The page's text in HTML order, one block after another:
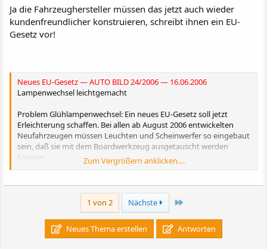
Ja die Fahrzeughersteller müssen das jetzt auch wieder
kundenfreundlicher konstruieren, schreibt ihnen ein EU-
Gesetz vor!
Neues EU-Gesetz — AUTO BILD 24/2006 — 16.06.2006
Lampenwechsel leichtgemacht
Problem Glühlampenwechsel: Ein neues EU-Gesetz soll jetzt
Erleichterung schaffen. Bei allen ab August 2006 entwickelten
Neufahrzeugen müssen Leuchten und Scheinwerfer so eingebaut
sein, daß sie mit dem Boardwerkzeug ausgetauscht werden
können.
Der Glühlampenwechsel wurde schon vielen Autofahrern zum
ANZEIGE
Ein neues EU-Gesetz soll den Austusch von Glühlampen in
Scheinwerfern erleichtern. Die Rechtsvorschrift R-48 (Ergänzung
07) sieht vor, daß bei allen ab August 2006 entwickelten
Neufahrzeugen, also Modellen mit neuer Typengenehmigung,
Zum Vergrößern anklicken....
1 von 2 Nächste Letzte
Neues Thema erstellen Antworten